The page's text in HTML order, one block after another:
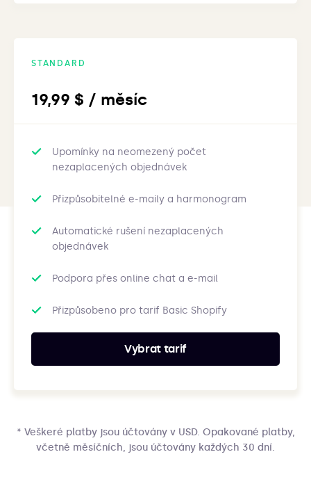
STANDARD
19,99 $ / měsíc
Upomínky na neomezený počet
nezaplacených objednávek
Přizpůsobitelné e-maily a harmonogram
Automatické rušení nezaplacených
objednávek
Podpora přes online chat a e-mail
Přizpůsobeno pro tarif Basic Shopify
Vybrat tarif
* Veškeré platby jsou účtovány v USD. Opakované platby,
včetně měsíčních, jsou účtovány každých 30 dní.